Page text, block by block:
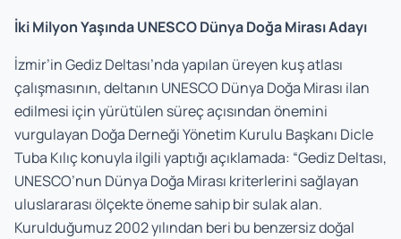
İki Milyon Yaşında UNESCO Dünya Doğa Mirası Adayı
İzmir’in Gediz Deltası’nda yapılan üreyen kuş atlası
çalışmasının, deltanın UNESCO Dünya Doğa Mirası ilan
edilmesi için yürütülen süreç açısından önemini
vurgulayan Doğa Derneği Yönetim Kurulu Başkanı Dicle
Tuba Kılıç konuyla ilgili yaptığı açıklamada: “Gediz Deltası,
UNESCO’nun Dünya Doğa Mirası kriterlerini sağlayan
uluslararası ölçekte öneme sahip bir sulak alan.
Kurulduğumuz 2002 yılından beri bu benzersiz doğal